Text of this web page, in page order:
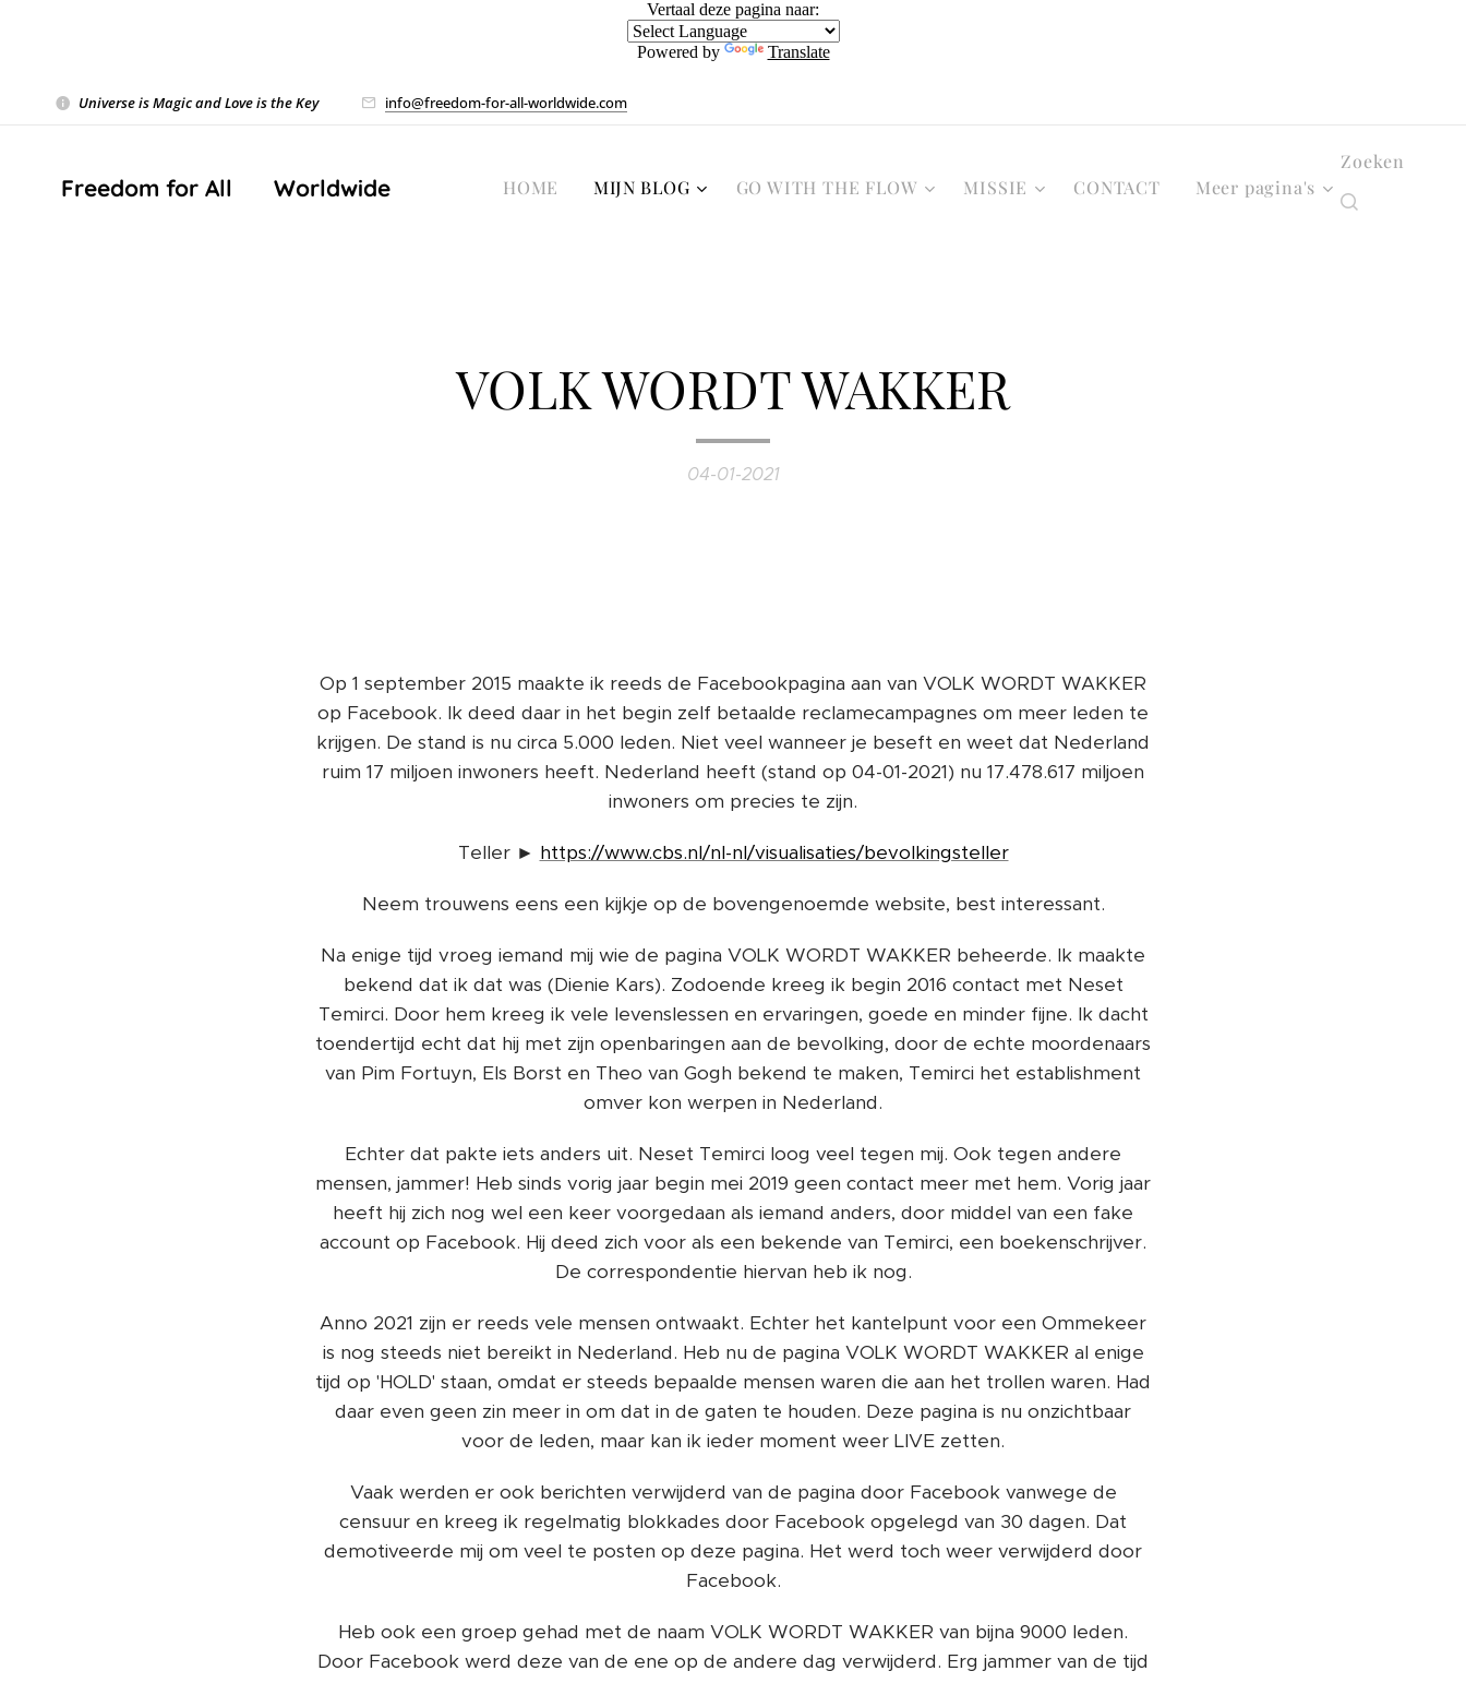
Vertaal deze pagina naar:
Powered by Translate
Universe is Magic and Love is the Key❤️ info@freedom-for-all-worldwide.com
Freedom for All ❤️ Worldwide HOME MIJN BLOG GO WITH THE FLOW MISSIE CONTACT Meer pagina's
Zoeken
VOLK WORDT WAKKER
04-01-2021
Op 1 september 2015 maakte ik reeds de Facebookpagina aan van VOLK WORDT WAKKER
op Facebook. Ik deed daar in het begin zelf betaalde reclamecampagnes om meer leden te
krijgen. De stand is nu circa 5.000 leden. Niet veel wanneer je beseft en weet dat Nederland
ruim 17 miljoen inwoners heeft. Nederland heeft (stand op 04-01-2021) nu 17.478.617 miljoen
inwoners om precies te zijn.
Teller ► https://www.cbs.nl/nl-nl/visualisaties/bevolkingsteller
Neem trouwens eens een kijkje op de bovengenoemde website, best interessant.
Na enige tijd vroeg iemand mij wie de pagina VOLK WORDT WAKKER beheerde. Ik maakte
bekend dat ik dat was (Dienie Kars). Zodoende kreeg ik begin 2016 contact met Neset
Temirci. Door hem kreeg ik vele levenslessen en ervaringen, goede en minder fijne. Ik dacht
toendertijd echt dat hij met zijn openbaringen aan de bevolking, door de echte moordenaars
van Pim Fortuyn, Els Borst en Theo van Gogh bekend te maken, Temirci het establishment
omver kon werpen in Nederland.
Echter dat pakte iets anders uit. Neset Temirci loog veel tegen mij. Ook tegen andere
mensen, jammer! Heb sinds vorig jaar begin mei 2019 geen contact meer met hem. Vorig jaar
heeft hij zich nog wel een keer voorgedaan als iemand anders, door middel van een fake
account op Facebook. Hij deed zich voor als een bekende van Temirci, een boekenschrijver.
De correspondentie hiervan heb ik nog.
Anno 2021 zijn er reeds vele mensen ontwaakt. Echter het kantelpunt voor een Ommekeer
is nog steeds niet bereikt in Nederland. Heb nu de pagina VOLK WORDT WAKKER al enige
tijd op 'HOLD' staan, omdat er steeds bepaalde mensen waren die aan het trollen waren. Had
daar even geen zin meer in om dat in de gaten te houden. Deze pagina is nu onzichtbaar
voor de leden, maar kan ik ieder moment weer LIVE zetten.
Vaak werden er ook berichten verwijderd van de pagina door Facebook vanwege de
censuur en kreeg ik regelmatig blokkades door Facebook opgelegd van 30 dagen. Dat
demotiveerde mij om veel te posten op deze pagina. Het werd toch weer verwijderd door
Facebook.
Heb ook een groep gehad met de naam VOLK WORDT WAKKER van bijna 9000 leden.
Door Facebook werd deze van de ene op de andere dag verwijderd. Erg jammer van de tijd